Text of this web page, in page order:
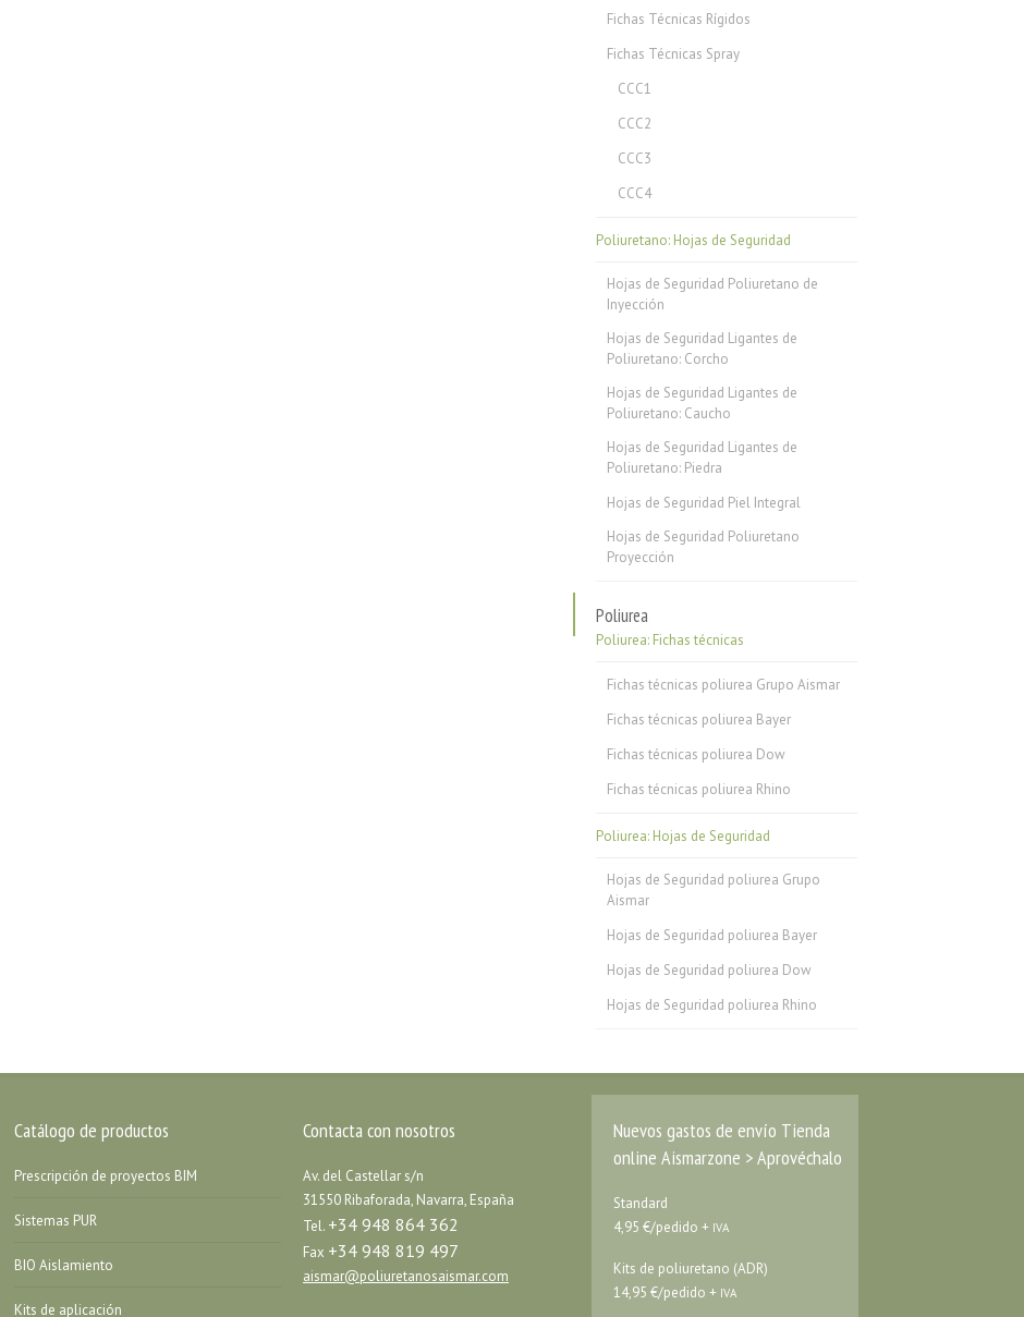
Fichas Técnicas Rígidos
Fichas Técnicas Spray
CCC1
CCC2
CCC3
CCC4
Poliuretano: Hojas de Seguridad
Hojas de Seguridad Poliuretano de
Inyección
Hojas de Seguridad Ligantes de
Poliuretano: Corcho
Hojas de Seguridad Ligantes de
Poliuretano: Caucho
Hojas de Seguridad Ligantes de
Poliuretano: Piedra
Hojas de Seguridad Piel Integral
Hojas de Seguridad Poliuretano
Proyección
Poliurea
Poliurea: Fichas técnicas
Fichas técnicas poliurea Grupo Aismar
Fichas técnicas poliurea Bayer
Fichas técnicas poliurea Dow
Fichas técnicas poliurea Rhino
Poliurea: Hojas de Seguridad
Hojas de Seguridad poliurea Grupo
Aismar
Hojas de Seguridad poliurea Bayer
Hojas de Seguridad poliurea Dow
Hojas de Seguridad poliurea Rhino
Catálogo de productos
Prescripción de proyectos BIM
Sistemas PUR
BIO Aislamiento
Kits de aplicación
Contacta con nosotros
Av. del Castellar s/n
31550 Ribaforada, Navarra, España
Tel. +34 948 864 362
Fax +34 948 819 497
aismar@poliuretanosaismar.com
Nuevos gastos de envío Tienda
online Aismarzone > Aprovéchalo
Standard
4,95 €/pedido + IVA
Kits de poliuretano (ADR)
14,95 €/pedido + IVA